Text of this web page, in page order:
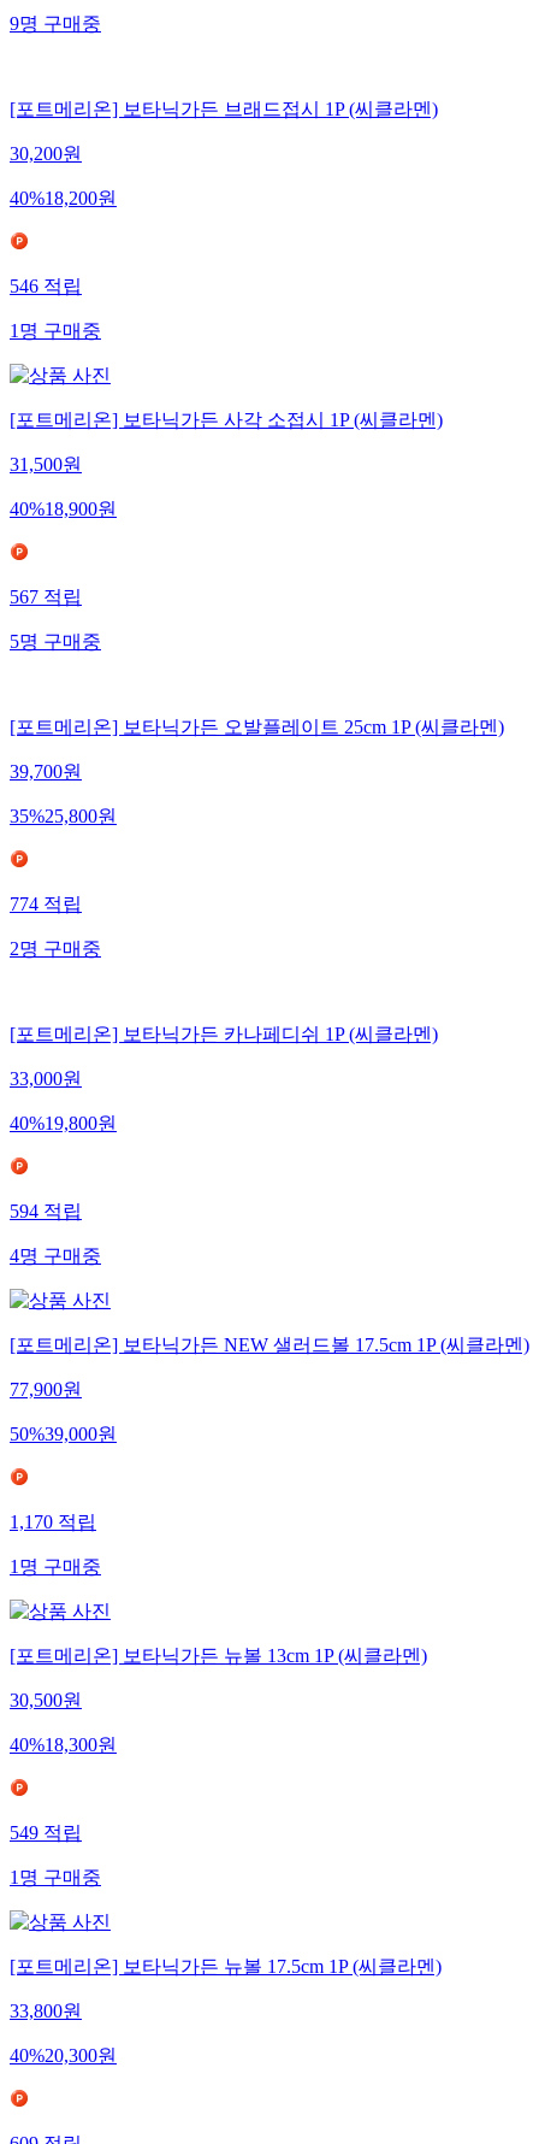
9명 구매중
[포트메리온] 보타닉가든 브래드접시 1P (씨클라멘)
30,200원
40%18,200원
546 적립
1 명 구매중
[포트메리온] 보타닉가든 사각 소접시 1P (씨클라멘)
31,500원
40%18,900원
567 적립
5명 구매중
[포트메리온] 보타닉가든 오발플레이트 25cm 1P (씨클라멘)
39,700원
35%25,800원
774 적립
2명 구매중
[포트메리온] 보타닉가든 카나페디쉬 1P (씨클라멘)
33,000원
40%19,800원
594적립
4명구매중
[포트메리온] 보타닉가든 NEW 샐러드볼 17.5cm 1P (씨클라멘)
77,900원
50%39,000원
1,170적립
1명구매중
[포트메리온] 보타닉가든 뉴볼 13cm 1P (씨클라멘)
30,500원
40%18,300원
549적립
1명구매중
[포트메리온] 보타닉가든 뉴볼 17.5cm 1P (씨클라멘)
33,800원
40%20,300원